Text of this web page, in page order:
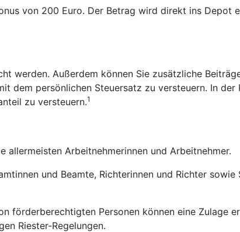
von 200 Euro. Der Betrag wird direkt ins Depot
werden. Außerdem können Sie zusätzliche
dem persönlichen Steuersatz zu versteuern. In der
zu versteuern.1
Arbeitnehmerinnen und Arbeitnehmer.
und Beamte, Richterinnen und Richter
Personen können eine Zulage
Riester-Regelungen.